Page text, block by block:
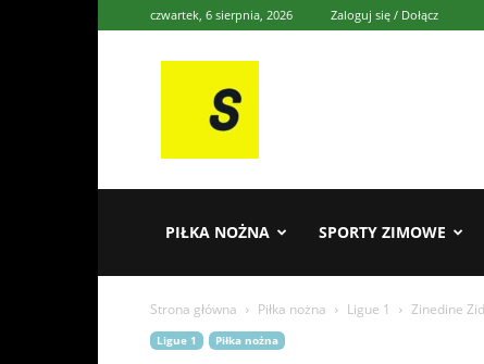
czwartek, 6 sierpnia, 2026 Zaloguj się / Dołącz
PIŁKA NOŻNA SPORTY ZIMOWE
Strona główna Piłka nożna Ligue 1 Zinedine
Ligue 1 Piłka nożna